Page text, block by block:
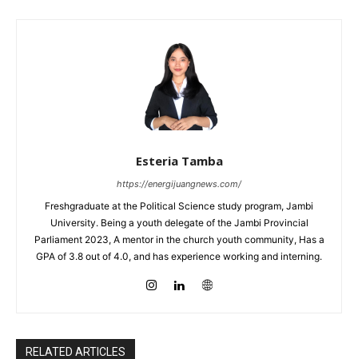
Esteria Tamba
https://energijuangnews.com/
Freshgraduate at the Political Science study program, Jambi
University. Being a youth delegate of the Jambi Provincial
Parliament 2023, A mentor in the church youth community, Has a
GPA of 3.8 out of 4.0, and has experience working and interning.
RELATED ARTICLES